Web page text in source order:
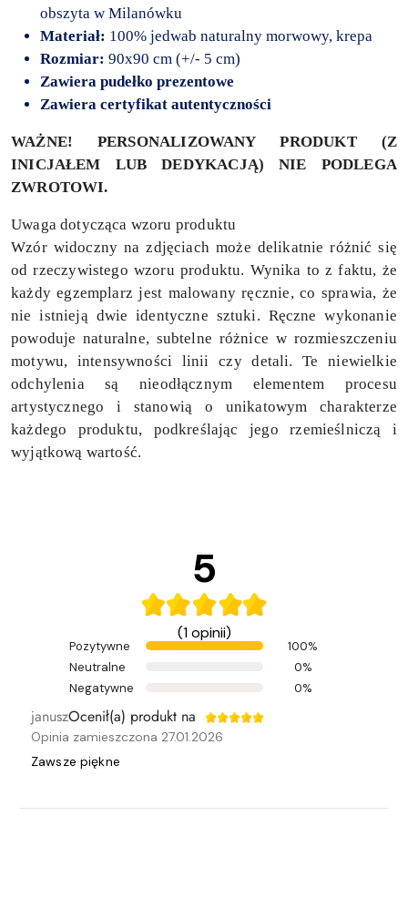
obszyta w Milanówku
Materiał: 100% jedwab naturalny morwowy, krepa
Rozmiar: 90x90 cm (+/- 5 cm)
Zawiera pudełko prezentowe
Zawiera certyfikat autentyczności
WAŻNE! PERSONALIZOWANY PRODUKT (Z
INICJAŁEM LUB DEDYKACJĄ) NIE PODLEGA
ZWROTOWI.
Uwaga dotycząca wzoru produktu
Wzór widoczny na zdjęciach może delikatnie różnić się
od rzeczywistego wzoru produktu. Wynika to z faktu, że
każdy egzemplarz jest malowany ręcznie, co sprawia, że
nie istnieją dwie identyczne sztuki. Ręczne wykonanie
powoduje naturalne, subtelne różnice w rozmieszczeniu
motywu, intensywności linii czy detali. Te niewielkie
odchylenia są nieodłącznym elementem procesu
artystycznego i stanowią o unikatowym charakterze
każdego produktu, podkreślając jego rzemieślniczą i
wyjątkową wartość.
5
(1 opinii)
Pozytywne
100%
Neutralne
0%
Negatywne
0%
januszOcenił(a) produkt na
Opinia zamieszczona 27.01.2026
Zawsze piękne